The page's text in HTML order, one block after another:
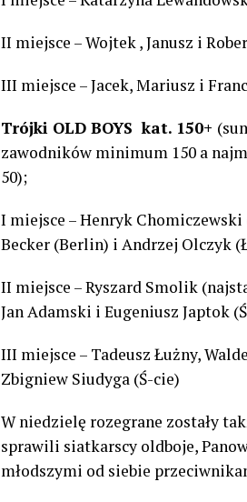
II miejsce – Wojtek , Janusz i
III miejsce – Jacek, Mariusz i
Trójki OLD BOYS kat. 150+
zawodników minimum 150 a
50);
I miejsce – Henryk Chomiczewski
Becker (Berlin) i Andrzej Olczyk
II miejsce – Ryszard Smolik
Jan Adamski i Eugeniusz Japtok
III miejsce – Tadeusz Łużny,
Zbigniew Siudyga (Ś-cie)
W niedzielę rozegrane zostały
sprawili siatkarscy oldboje,
młodszymi od siebie